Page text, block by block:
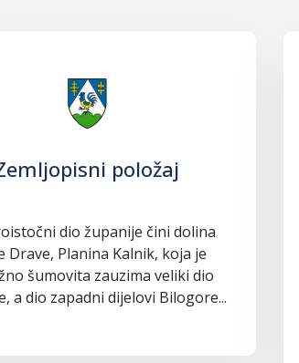
položaj
dio županije čini dolina
Drave, Planina Kalnik, koja je
šumovita zauzima veliki dio
a dio zapadni dijelovi Bilogore...